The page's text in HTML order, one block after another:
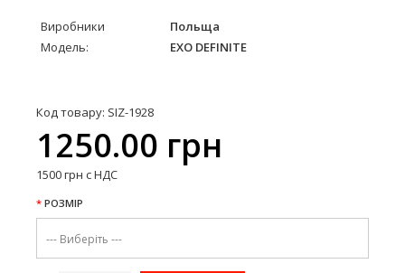
Виробники
Польща
Модель:
EXO DEFINITE
Код товару: SIZ-1928
1250.00 грн
1500 грн с НДС
РОЗМІР